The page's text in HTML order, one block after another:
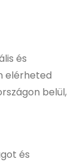
és
elérheted
belül,
és